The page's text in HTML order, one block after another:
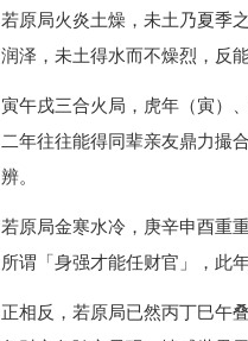
若原局火炎土燥，未土乃夏季
润泽，未土得水而不燥烈，反
寅午戌三合火局，虎年（寅）
二年往往能得同辈亲友鼎力撮
辨。
若原局金寒水冷，庚辛申酉重
所谓「身强才能任财官」，此
正相反，若原局已然丙丁巳午